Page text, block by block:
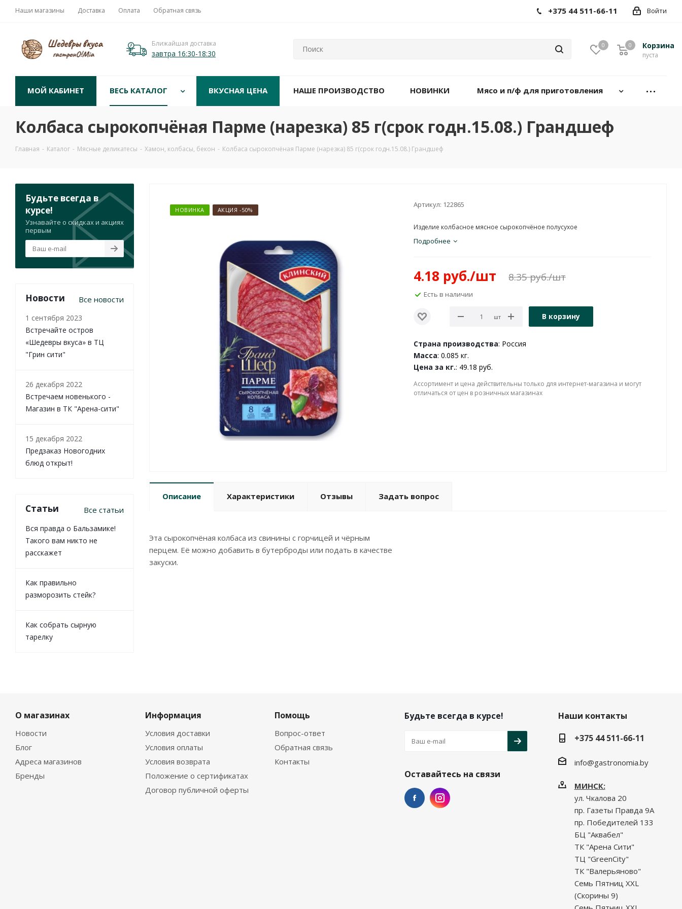
Наши магазины Доставка Оплата Обратная связь Войти
+375 44 511-66-11
Ближайшая доставка
завтра 16:30-18:30
0 Корзина
пуста
0
МОЙ КАБИНЕТ ВЕСЬ КАТАЛОГ ВКУСНАЯ ЦЕНА НАШЕ ПРОИЗВОДСТВО НОВИНКИ Мясо и п/ф для приготовления
Колбаса сырокопчёная Парме (нарезка) 85 г(срок годн.15.08.) Грандшеф
Главная - Каталог - Мясные деликатесы - Хамон, колбасы, бекон - Колбаса сырокопчёная Парме (нарезка) 85 г(срок годн.15.08.) Грандшеф
НОВИНКА АКЦИЯ -50%
Артикул: 122865
Изделие колбасное мясное сырокопчёное полусухое
Подробнее
4.18 руб./шт 8.35руб./шт
Есть в наличии
шт В корзину
Страна производства: Россия
Масса: 0.085 кг.
Цена за кг.: 49.18 руб.
Ассортимент и цена действительны только для интернет-магазина и могут
отличаться от цен в розничных магазинах
Описание Характеристики Отзывы Задать вопрос
Эта сырокопчёная колбаса из свинины с горчицей и чёрным
перцем. Её можно добавить в бутерброды или подать в качестве
закуски.
Будьте всегда в
курсе!
Узнавайте о скидках и акциях
первым
Новости Все новости
1 сентября 2023
Встречайте остров
«Шедевры вкуса» в ТЦ
"Грин сити"
26 декабря 2022
Встречаем новенького -
Магазин в ТК "Арена-сити"
15 декабря 2022
Предзаказ Новогодних
блюд открыт!
Статьи Все статьи
Вся правда о Бальзамике!
Такого вам никто не
расскажет
Как правильно
разморозить стейк?
Как собрать сырную
тарелку
О магазинах
Новости
Блог
Адреса магазинов
Бренды
Информация
Условия доставки
Условия оплаты
Условия возврата
Положение о сертификатах
Договор публичной оферты
Помощь
Вопрос-ответ
Обратная связь
Контакты
Будьте всегда в курсе!
Оставайтесь на связи
Наши контакты
+375 44 511-66-11
info@gastronomia.by
МИНСК:
ул. Чкалова 20
пр. Газеты Правда 9А
пр. Победителей 133
БЦ "Аквабел"
ТК "Арена Сити"
ТЦ "GreenCity"
ТК "Валерьяново"
Семь Пятниц XXL
(Скорины 9)